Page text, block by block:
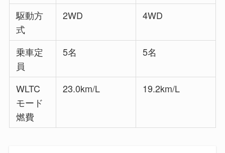
駆動方
式
2WD 4WD
乗車定
員
5名 5名
WLTC
モード
燃費
23.0km/L 19.2km/L